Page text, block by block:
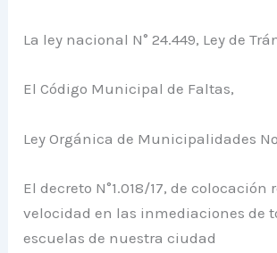
La ley nacional N° 24.449, Ley de
El Código Municipal de Faltas,
Ley Orgánica de Municipalidades
El decreto N°1.018/17, de colocación
velocidad en las inmediaciones de
escuelas de nuestra ciudad